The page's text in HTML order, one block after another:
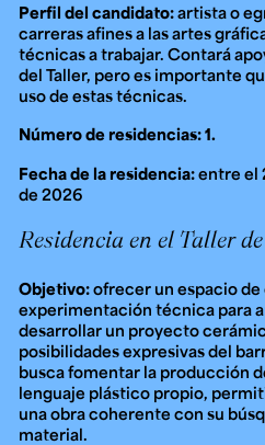
Perfil del candidato:artista o
carreras afines a las artes
técnicas a trabajar. Contará
del Taller, pero es importante
uso de estas técnicas.
Número de residencias: 1.
Fecha de la residencia:entre el
de 2026
Residencia en el Taller
Objetivo:ofrecer un espacio de
experimentación técnica para
desarrollar un proyecto
posibilidades expresivas del
busca fomentar la producción
lenguaje plástico propio,
una obra coherente con su
material.